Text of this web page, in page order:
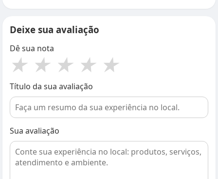
Deixe sua avaliação
Dê sua nota
★ ★ ★ ★ ★
Título da sua avaliação
Sua avaliação